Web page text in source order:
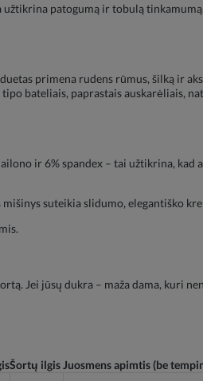
patogumą ir tobulą
primena rudens rūmus, šilką ir
bateliais, paprastais auskarėliais,
ir 6% spandex – tai užtikrina,
suteikia slidumo, elegantiško
Jei jūsų dukra – maža dama, kuri
Šortų ilgisJuosmens apimtis (be